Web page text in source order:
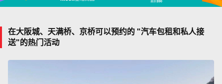
在大阪城、天满桥、京桥可以预约的 "汽车包租和私人接
送"的热门活动